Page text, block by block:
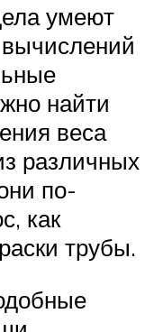
умеют
найти
веса
различных
по-
как
трубы.